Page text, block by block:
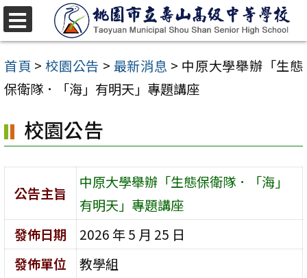
跳
至
主
要
容
區
首頁 > 校園公告 > 最新消息 > 中原大學舉辦「生態
保衛隊．「海」有明天」專題講座
校園公告
公告主旨
中原大學舉辦「生態保衛隊．「海」
有明天」專題講座
發佈日期
2026 年 5 月 25 日
發佈單位
教學組
選
單